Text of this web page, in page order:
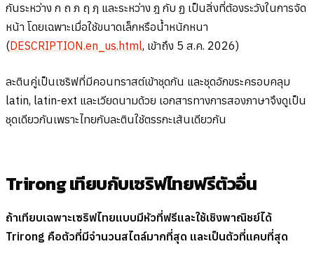
กันระหว่าง ก ถ ภ ฤ ฦ และระหว่าง ฎ กับ ฏ เป็นสิ่งที่ต้องระวังในการจัด
หน้า โดยเฉพาะเมื่อใช้ขนาดเล็กหรือน้ำหนักหนา
(DESCRIPTION.en_us.html, เข้าถึง 5 ส.ค. 2026)
ละตินคู่เป็นเซริฟที่มีคอนทราสต์เข้าชุดกัน และชุดอักขระครอบคลุม
latin, latin-ext และเวียดนามด้วย เอกสารทางการสองภาษาจึงดูเป็น
ชุดเดียวกันเพราะไทยกับละตินใช้ตรรกะเส้นเดียวกัน
Trirong เทียบกับเซริฟไทยฟรีตัวอื่น
ถ้าเทียบเฉพาะเซริฟไทยแบบมีหัวที่ฟรีและใช้เชิงพาณิชย์ได้
Trirong คือตัวที่มีจำนวนสไตล์มากที่สุด และเป็นตัวที่แคบที่สุด